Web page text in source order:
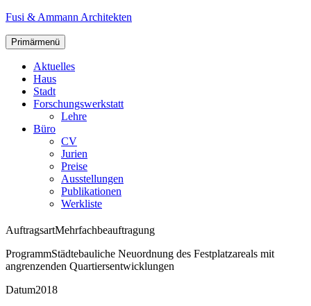
Zum
springen
Fusi & Ammann Architekten
Primärmenü
Aktuelles
Haus
Stadt
Forschungswerkstatt
Lehre
Büro
CV
Jurien
Preise
Ausstellungen
Publikationen
Werkliste
AuftragsartMehrfachbeauftragung
ProgrammStädtebauliche Neuordnung des Festplatzareals mit
angrenzenden Quartiersentwicklungen
Datum2018